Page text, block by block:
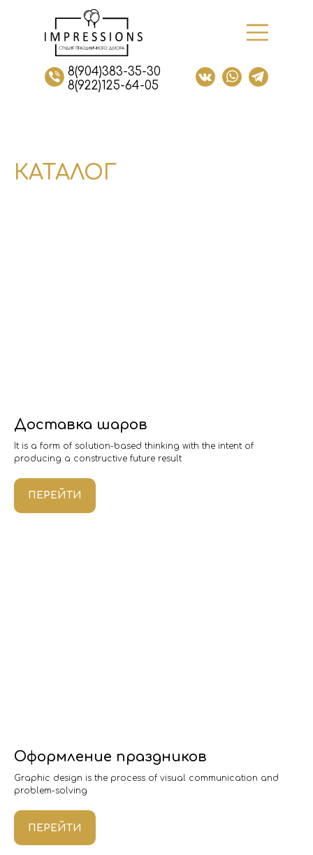
8(922)125-64-05
8(904)383-35-30
КАТАЛОГ
Доставка шаров
It is a form of solution-based thinking with the intent of
producing a constructive future result
ПЕРЕЙТИ
Оформление праздников
Graphic design is the process of visual communication and
problem-solving
ПЕРЕЙТИ